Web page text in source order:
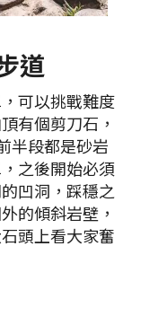
道
可以挑戰難度
有個剪刀石，
半段都是砂岩
之後開始必須
凹洞，踩穩之
的傾斜岩壁，
頭上看大家奮